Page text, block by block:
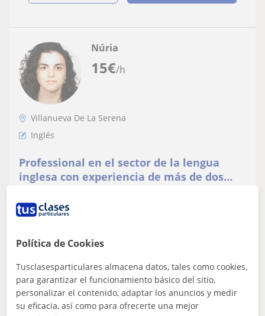
15€/h
Núria
Villanueva De La Serena
Inglés
Professional en el sector de la lengua
inglesa con experiencia de más de dos
academias
conocimientos de la lengua inglesa a otros. Des de
necesitar ayuda con alguna traducción de...
ver más Contactar
Política de Cookies
Tusclasesparticulares almacena datos, tales como cookies,
para garantizar el funcionamiento básico del sitio,
personalizar el contenido, adaptar los anuncios y medir
su eficacia, así como para ofrecerte una mejor